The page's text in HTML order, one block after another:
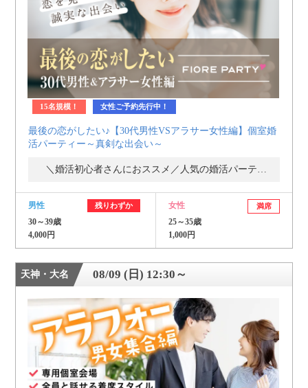
15名規模！ 女性ご予約先行中！
最後の恋がしたい♪【30代男性VSアラサー女性編】個室婚
活パーティー～真剣な出会い～
＼婚活初心者さんにおススメ／人気の婚活パーティー・街コン
男性 残りわずか
30～39歳
4,000円
女性 満席
25～35歳
1,000円
天神・大名 08/09 (日) 12:30～